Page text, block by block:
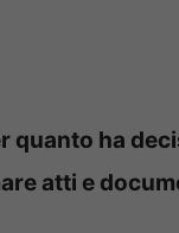
quanto ha
atti e